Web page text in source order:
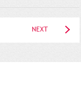
NEXT